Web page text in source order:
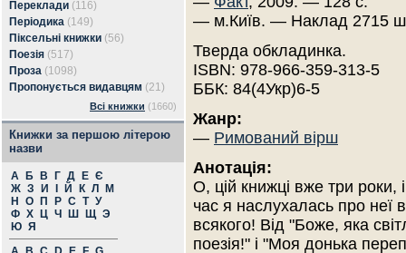
Переклади (116)
Періодика (149)
Піксельні книжки (56)
Поезія (517)
Проза (1098)
Пропонується видавцям (21)
Всі книжки (1660)
Книжки за першою літерою
назви
А Б В Г Д Е Є
Ж З И Й К Л
М
Н
О П Р С Т У
Ф Х Ц Ч Ш Щ Э
Ю Я
— м.Київ. — Наклад 2715
Тверда обкладинка.
ISBN: 978-966-359-313-5
ББК: 84(4Укр)6-5
Жанр:
— Римований вірш
Анотація:
О, цій книжці вже три роки,
час я наслухалась про неї
всякого! Від "Боже, яка
поезія!" і "Моя донька